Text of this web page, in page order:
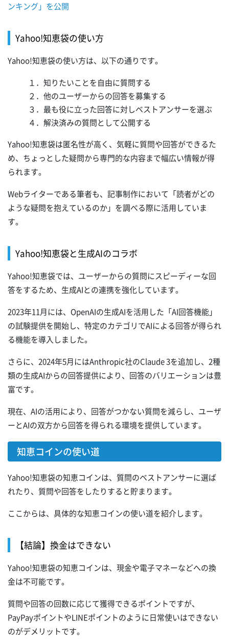
ンキング」を公開
Yahoo!知恵袋の使い方
Yahoo!知恵袋の使い方は、以下の通りです。
１．知りたいことを自由に質問する
２．他のユーザーからの回答を募集する
３．最も役に立った回答に対しベストアンサーを選ぶ
４．解決済みの質問として公開する
Yahoo!知恵袋は匿名性が高く、気軽に質問や回答ができるた
め、ちょっとした疑問から専門的な内容まで幅広い情報が得
られます。
Webライターである筆者も、記事制作において「読者がどの
ような疑問を抱えているのか」を調べる際に活用していま
す。
Yahoo!知恵袋と生成AIのコラボ
Yahoo!知恵袋では、ユーザーからの質問にスピーディーな回
答をするため、生成AIとの連携を強化しています。
2023年11月には、OpenAIの生成AIを活用した「AI回答機能」
の試験提供を開始し、特定のカテゴリでAIによる回答が得られ
る機能を導入しました。
さらに、2024年5月にはAnthropic社のClaude 3を追加し、2種
類の生成AIからの回答提供により、回答のバリエーションは豊
富です。
現在、AIの活用により、回答がつかない質問を減らし、ユーザ
ーとAIの双方から回答を得られる環境を提供しています。
知恵コインの使い道
Yahoo!知恵袋の知恵コインは、質問のベストアンサーに選ば
れたり、質問や回答をしたりすると貯まります。
ここからは、具体的な知恵コインの使い道を紹介します。
【結論】換金はできない
Yahoo!知恵袋の知恵コインは、現金や電子マネーなどへの換
金は不可能です。
質問や回答の回数に応じて獲得できるポイントですが、
PayPayポイントやLINEポイントのように日常使いはできない
のがデメリットです。